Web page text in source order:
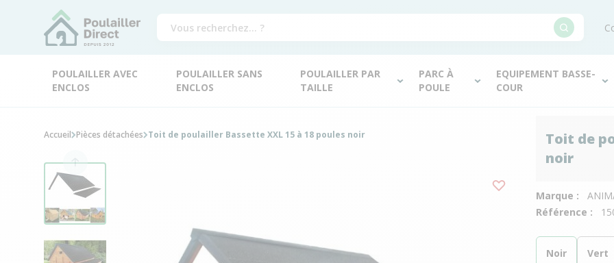
POULAILLER AVEC
ENCLOS
POULAILLER SANS
ENCLOS
POULAILLER PAR
TAILLE
PARC À
POULE
EQUIPEMENT BASSE-
COUR
Toit de
noir
Marque :
Référence :
Noir Vert
Accueil Pièces détachées Toit de poulailler Bassette XXL 15 à 18 poules noir